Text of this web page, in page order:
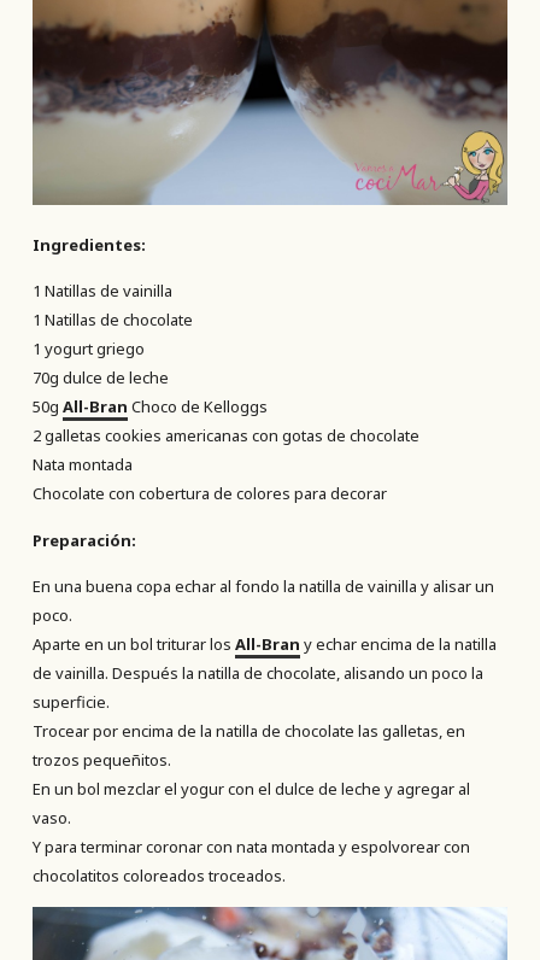
Ingredientes:
1 Natillas de vainilla
1 Natillas de chocolate
1 yogurt griego
70g dulce de leche
50g All-Bran Choco de Kelloggs
2 galletas cookies americanas con gotas de chocolate
Nata montada
Chocolate con cobertura de colores para decorar
Preparación:
En una buena copa echar al fondo la natilla de vainilla y alisar un
poco.
Aparte en un bol triturar los All-Bran y echar encima de la natilla
de vainilla. Después la natilla de chocolate, alisando un poco la
superficie.
Trocear por encima de la natilla de chocolate las galletas, en
trozos pequeñitos.
En un bol mezclar el yogur con el dulce de leche y agregar al
vaso.
Y para terminar coronar con nata montada y espolvorear con
chocolatitos coloreados troceados.